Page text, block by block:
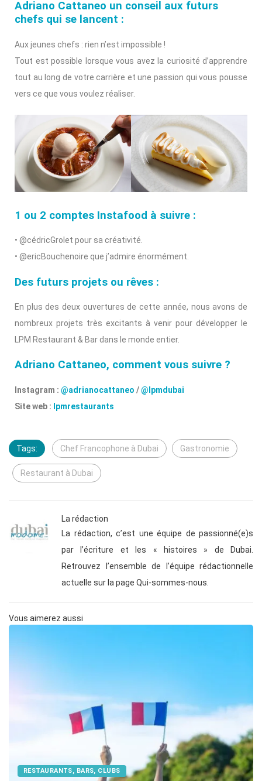
Adriano Cattaneo un conseil aux futurs
chefs qui se lancent :
Aux jeunes chefs : rien n’est impossible !
Tout est possible lorsque vous avez la curiosité d’apprendre
tout au long de votre carrière et une passion qui vous pousse
vers ce que vous voulez réaliser.
1 ou 2 comptes Instafood à suivre :
• @cédricGrolet pour sa créativité.
• @ericBouchenoire que j’admire énormément.
Des futurs projets ou rêves :
En plus des deux ouvertures de cette année, nous avons de
nombreux projets très excitants à venir pour développer le
LPM Restaurant & Bar dans le monde entier.
Adriano Cattaneo, comment vous suivre ?
Instagram : @adrianocattaneo /@lpmdubai
Site web : lpmrestaurants
Tags: Chef Francophone à Dubai Gastronomie
Restaurant à Dubai
La rédaction
La rédaction, c’est une équipe de passionné(e)s
par l’écriture et les « histoires » de Dubai.
Retrouvez l’ensemble de l’équipe rédactionnelle
actuelle sur la page Qui-sommes-nous.
Vous aimerez aussi
RESTAURANTS, BARS, CLUBS